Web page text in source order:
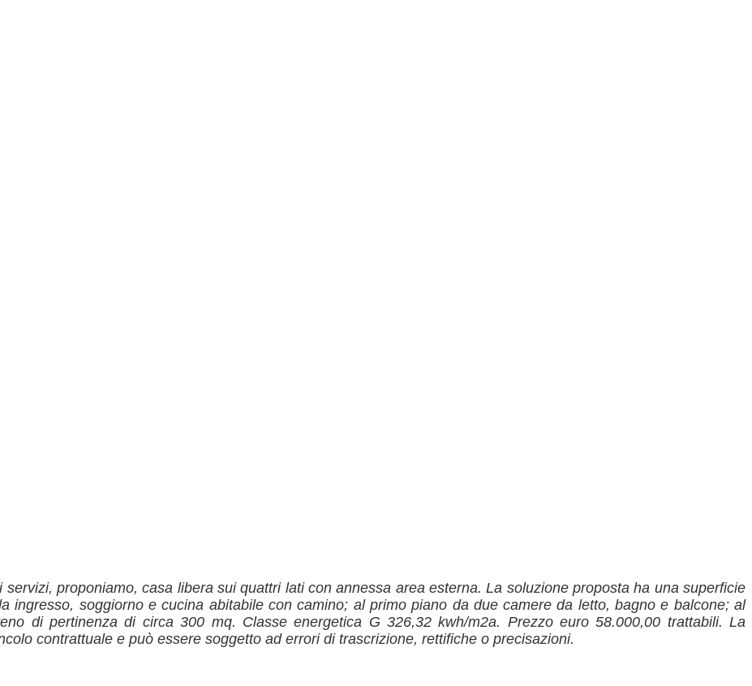
proponiamo, casa libera sui quattri lati con annessa area esterna. La soluzione proposta ha una superficie
ingresso, soggiorno e cucina abitabile con camino; al primo piano da due camere da letto, bagno e balcone; al
di pertinenza di circa 300 mq. Classe energetica G 326,32 kwh/m2a. Prezzo euro 58.000,00 trattabili. La
contrattuale e può essere soggetto ad errori di trascrizione, rettifiche o precisazioni.